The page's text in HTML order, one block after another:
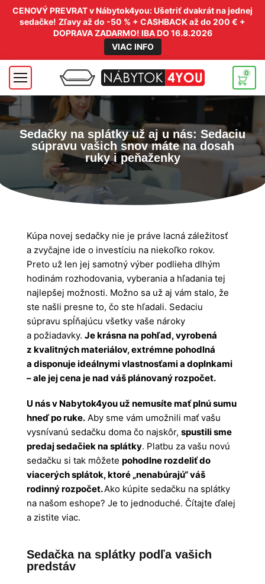
CENOVÝ PREVRAT v Nábytok4you: Ušetriť dvakrát na jednej
sedačke! Zľavy až do -50 % + CASHBACK až do 200 € +
DOPRAVA ZADARMO! IBA DO 16.8.2026
VIAC INFO
0
Sedačky na splátky už aj u nás: Sedaciu
súpravu vašich snov máte na dosah
ruky i peňaženky
Kúpa novej sedačky nie je práve lacná záležitosť
a zvyčajne ide o investíciu na niekoľko rokov.
Preto už len jej samotný výber podlieha dlhým
hodinám rozhodovania, vyberania a hľadania tej
najlepšej možnosti. Možno sa už aj vám stalo, že
ste našli presne to, čo ste hľadali. Sedaciu
súpravu spĺňajúcu všetky vaše nároky
a požiadavky. Je krásna na pohľad, vyrobená
z kvalitných materiálov, extrémne pohodlná
a disponuje ideálnymi vlastnosťami a doplnkami
– ale jej cena je nad váš plánovaný rozpočet.
U nás v Nabytok4you už nemusíte mať plnú sumu
hneď po ruke. Aby sme vám umožnili mať vašu
vysnívanú sedačku doma čo najskôr, spustili sme
predaj sedačiek na splátky. Platbu za vašu novú
sedačku si tak môžete pohodlne rozdeliť do
viacerých splátok, ktoré „nenabúrajú“ váš
rodinný rozpočet.Ako kúpite sedačku na splátky
na našom eshope? Je to jednoduché. Čítajte ďalej
a zistite viac.
Sedačka na splátky podľa vašich
predstáv